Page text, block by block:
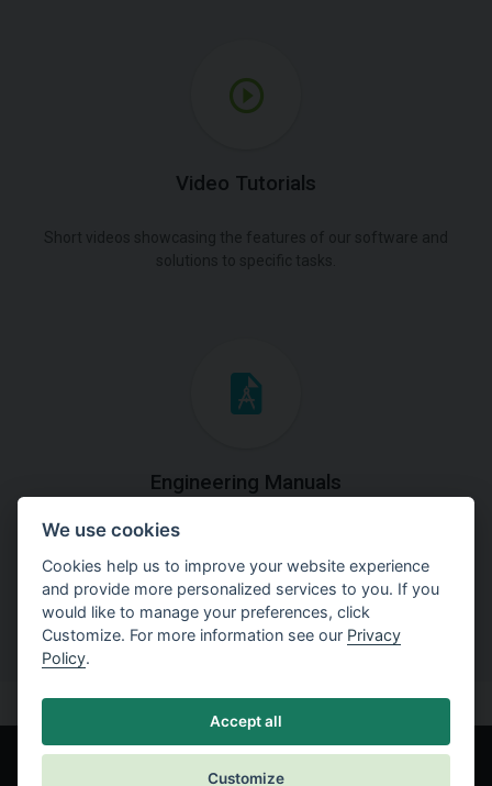
Video Tutorials
Engineering Manuals
Step by steps guides on how
to solve a specific tasks.
We use cookies
Cookies help us to improve your website experience
and provide more personalized services to you. If you
would like to manage your preferences, click
Customize. For more information see our Privacy
Policy.
Accept all
Customize